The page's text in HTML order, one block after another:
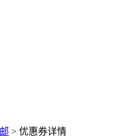
> 优惠券详情